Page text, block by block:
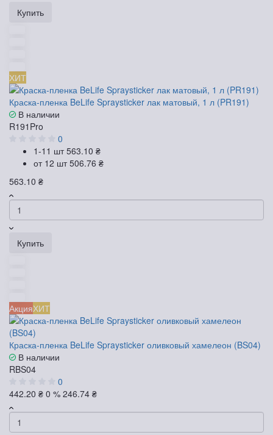
Купить
ХИТ
Краска-пленка BeLife Spraysticker лак матовый, 1 л (PR191)
В наличии
R191Pro
0
1-11 шт563.10 ₴
от 12 шт506.76 ₴
563.10 ₴
Купить
АкцияХИТ
Краска-пленка BeLife Spraysticker оливковый хамелеон (BS04)
В наличии
RBS04
0
442.20 ₴ 0 % 246.74 ₴